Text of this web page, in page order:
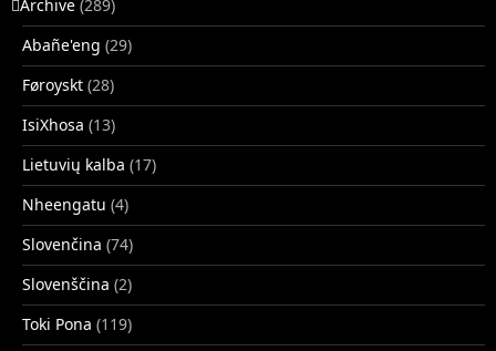
􏿽Archive (289)
Abañe'eng (29)
Føroyskt (28)
IsiXhosa (13)
Lietuvių kalba (17)
Nheengatu (4)
Slovenčina (74)
Slovenščina (2)
Toki Pona (119)